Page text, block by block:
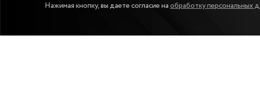
Нажимая кнопку, вы даете согласие наобработку персональных